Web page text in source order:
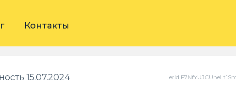
Контакты
15.07.2024 erid